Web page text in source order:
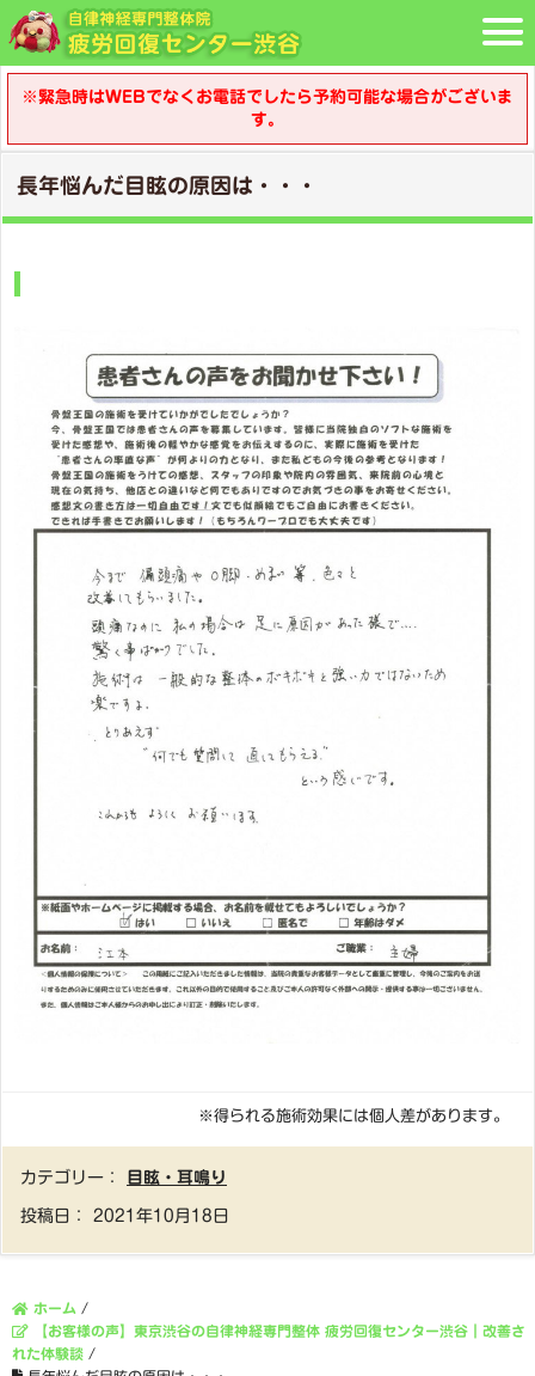
※緊急時はWEBでなくお電話でしたら予約可能な場合がございま
す。
長年悩んだ目眩の原因は・・・
※得られる施術効果には個人差があります。
カテゴリー： 目眩・耳鳴り
投稿日： 2021年10月18日
ホーム /
【お客様の声】東京渋谷の自律神経専門整体 疲労回復センター渋谷｜改善さ
れた体験談 /